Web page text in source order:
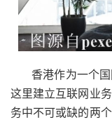
香港作为一个
这里建立互联网业
务中不可或缺的两